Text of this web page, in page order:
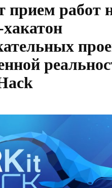
прием работ